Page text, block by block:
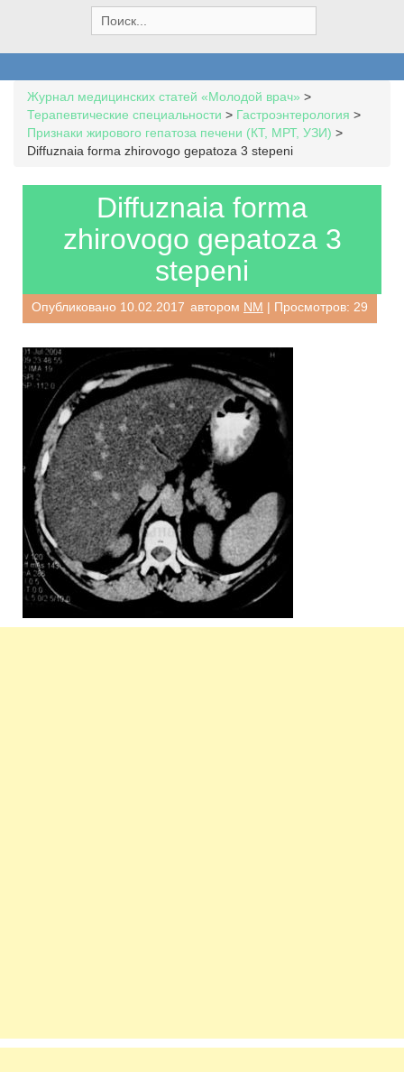
e
a
h
f
o
r
Журнал медицинских статей «Молодой врач» >
Терапевтические специальности > Гастроэнтерология >
Признаки жирового гепатоза печени (КТ, МРТ, УЗИ) >
Diffuznaia forma zhirovogo gepatoza 3 stepeni
Diffuznaia forma
zhirovogo gepatoza 3
stepeni
Опубликовано 10.02.2017 автором NM | Просмотров: 29